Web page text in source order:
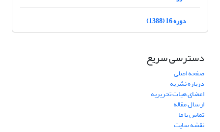
دوره 16 (1388)
دسترسی سریع
صفحه اصلی
درباره نشریه
اعضای هیات تحریریه
ارسال مقاله
تماس با ما
نقشه سایت